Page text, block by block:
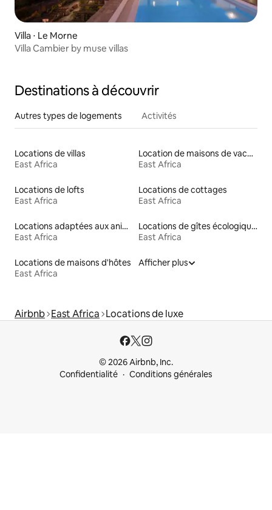
Villa ⋅ Le Morne
Villa Cambier by muse villas
Destinations à découvrir
Autres types de logements Activités
Locations de villas
East Africa
Location de maisons de vacances
East Africa
Locations de lofts
East Africa
Locations de cottages
East Africa
Locations adaptées aux animaux
East Africa
Locations de gîtes écologiques
East Africa
Locations de maisons d'hôtes
East Africa
Afficher plus
Airbnb East Africa Locations de luxe
© 2026 Airbnb, Inc.
Confidentialité
Conditions générales